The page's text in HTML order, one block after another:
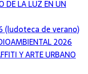
DE LA LUZ EN UN
(ludoteca de verano)
2026
Y ARTE URBANO